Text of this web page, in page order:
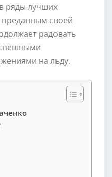
ряды лучших
преданным своей
радовать
на льду.